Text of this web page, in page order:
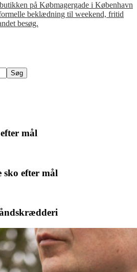
på Købmagergade i København
beklædning til weekend, fritid
besøg.
mål
sko efter mål